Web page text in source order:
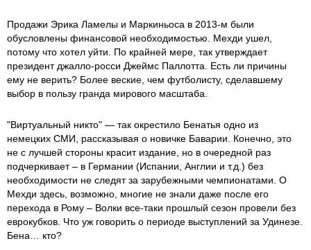
Продажи Эрика Ламелы и Маркиньоса в 2013-м были
обусловлены финансовой необходимостью. Мехди ушел,
потому что хотел уйти. По крайней мере, так утверждает
президент джалло-росси Джеймс Паллотта. Есть ли причины
ему не верить? Более веские, чем футболисту, сделавшему
выбор в пользу гранда мирового масштаба.
"Виртуальный никто" — так окрестило Бенатья одно из
немецких СМИ, рассказывая о новичке Баварии. Конечно, это
не с лучшей стороны красит издание, но в очередной раз
подчеркивает – в Германии (Испании, Англии и т.д.) без
необходимости не следят за зарубежными чемпионатами. О
Мехди здесь, возможно, многие не знали даже после его
перехода в Рому – Волки все-таки прошлый сезон провели без
еврокубков. Что уж говорить о периоде выступлений за Удинезе.
Бена… кто?